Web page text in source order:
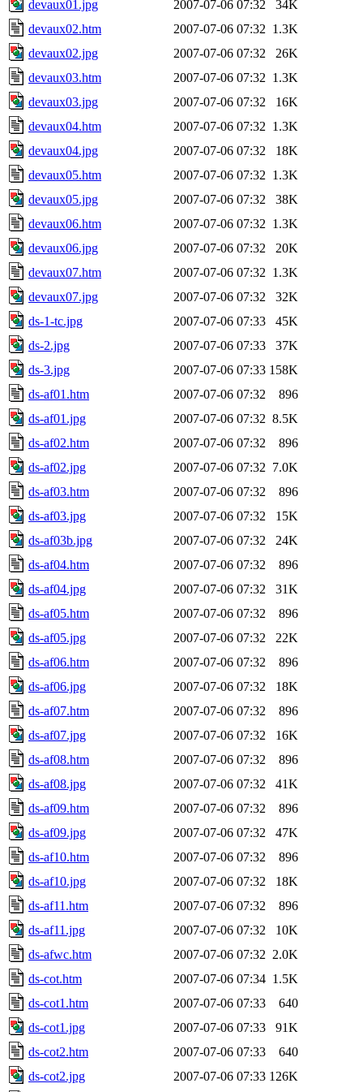
devaux01.jpg
2007-07-06 07:32
34K
devaux02.htm
2007-07-06 07:32 1.3K
devaux02.jpg
2007-07-06 07:32
26K
devaux03.htm
2007-07-06 07:32 1.3K
devaux03.jpg
2007-07-06 07:32
16K
devaux04.htm
2007-07-06 07:32 1.3K
devaux04.jpg
2007-07-06 07:32
18K
devaux05.htm
2007-07-06 07:32 1.3K
devaux05.jpg
2007-07-06 07:32
38K
devaux06.htm
2007-07-06 07:32 1.3K
devaux06.jpg
2007-07-06 07:32
20K
devaux07.htm
2007-07-06 07:32 1.3K
devaux07.jpg
2007-07-06 07:32
32K
ds-1-tc.jpg
2007-07-06 07:33
45K
ds-2.jpg
2007-07-06 07:33
37K
ds-3.jpg
2007-07-06 07:33 158K
ds-af01.htm
2007-07-06 07:32
896
ds-af01.jpg
2007-07-06 07:32 8.5K
ds-af02.htm
2007-07-06 07:32
896
ds-af02.jpg
2007-07-06 07:32 7.0K
ds-af03.htm
2007-07-06 07:32
896
ds-af03.jpg
2007-07-06 07:32
15K
ds-af03b.jpg
2007-07-06 07:32
24K
ds-af04.htm
2007-07-06 07:32
896
ds-af04.jpg
2007-07-06 07:32
31K
ds-af05.htm
2007-07-06 07:32
896
ds-af05.jpg
2007-07-06 07:32
22K
ds-af06.htm
2007-07-06 07:32
896
ds-af06.jpg
2007-07-06 07:32
18K
ds-af07.htm
2007-07-06 07:32
896
ds-af07.jpg
2007-07-06 07:32
16K
ds-af08.htm
2007-07-06 07:32
896
ds-af08.jpg
2007-07-06 07:32
41K
ds-af09.htm
2007-07-06 07:32
896
ds-af09.jpg
2007-07-06 07:32
47K
ds-af10.htm
2007-07-06 07:32
896
ds-af10.jpg
2007-07-06 07:32
18K
ds-af11.htm
2007-07-06 07:32
896
ds-af11.jpg
2007-07-06 07:32
10K
ds-afwc.htm
2007-07-06 07:32 2.0K
ds-cot.htm
2007-07-06 07:34 1.5K
ds-cot1.htm
2007-07-06 07:33
640
ds-cot1.jpg
2007-07-06 07:33
91K
ds-cot2.htm
2007-07-06 07:33
640
ds-cot2.jpg
2007-07-06 07:33 126K